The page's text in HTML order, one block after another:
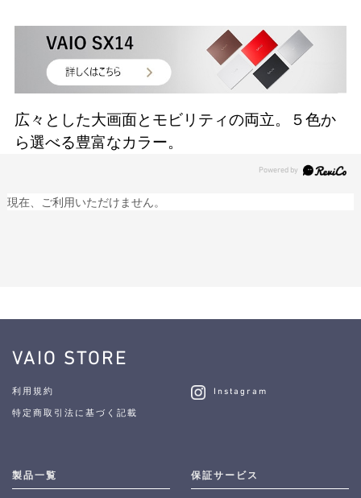
広々とした大画面とモビリティの両立。５色か
ら選べる豊富なカラー。
現在、ご利用いただけません。
VAIO STORE
利用規約
特定商取引法に基づく記載
Instagram
製品一覧 保証サービス